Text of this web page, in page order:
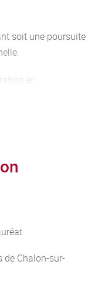
soit une poursuite
en
de Chalon-sur-